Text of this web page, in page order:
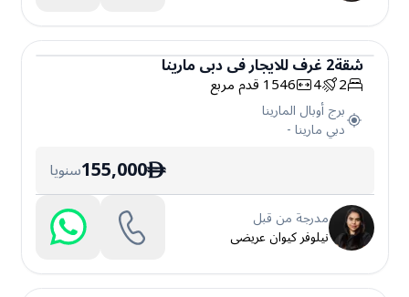
شقة
شقة2غرفللايجارفيدبي مارينا
2
4
1546قدم مربع
برج أوبال المارينا
دبي مارينا-
ê
155,000سنويا
مدرجة من قبل
نيلوفر كيوان عريضى